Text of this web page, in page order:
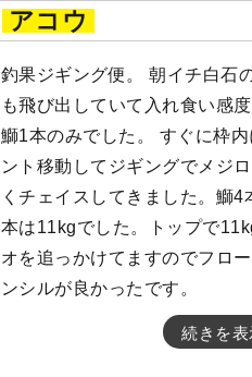
アコウ
釣果ジギング便。 朝イチ白石
も飛び出していて入れ食い感
鰤1本のみでした。 すぐに枠
ント移動してジギングでメジ
くチェイスしてきました。鰤
本は11kgでした。トップで
オを追っかけてますのでフロ
ンシルが良かったです。
続きを表